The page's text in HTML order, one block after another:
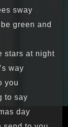
sway
green and
stars at night
way
you
to say
day